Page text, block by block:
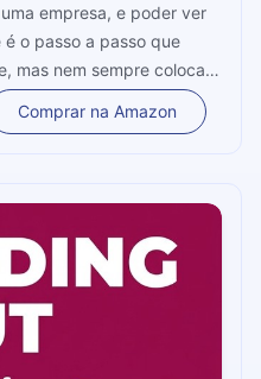
empresa, e poder ver
o passo a passo que
mas nem sempre colocam
livro, colocou esses
hoje conhecemos muito
Comprar na Amazon